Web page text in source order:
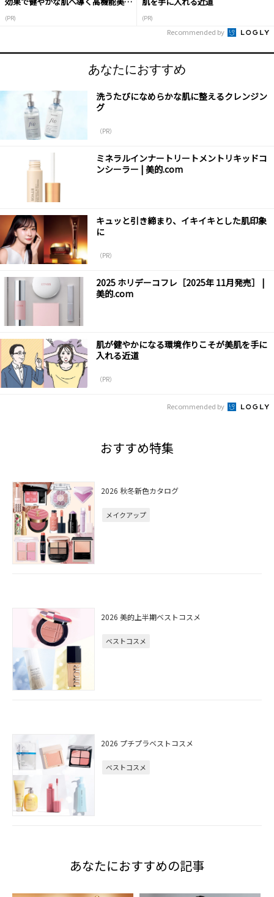
(PR) (PR)
Recommended by
あなたにおすすめ
洗うたびになめらかな肌に整えるクレンジン
グ
（PR）
ミネラルインナートリートメントリキッドコ
ンシーラー | 美的.com
キュッと引き締まり、イキイキとした肌印象
に
（PR）
2025 ホリデーコフレ［2025年 11月発売］ |
美的.com
肌が健やかになる環境作りこそが美肌を手に
入れる近道
（PR）
Recommended by
おすすめ特集
2026 秋冬新色カタログ
メイクアップ
2026 美的上半期ベストコスメ
ベストコスメ
2026 プチプラベストコスメ
ベストコスメ
あなたにおすすめの記事